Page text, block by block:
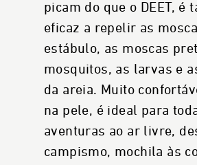
picam do que o DEET, é
eficaz a repelir as
estábulo, as moscas
mosquitos, as larvas e
da areia. Muito
na pele, é ideal para
aventuras ao ar livre,
campismo, mochila às